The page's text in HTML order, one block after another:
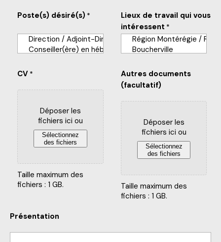
Poste(s) désiré(s) *
Lieux de travail qui vous
intéressent *
CV *
Déposer les
fichiers ici ou
Sélectionnez
des fichiers
Taille maximum des
fichiers : 1 GB.
Autres documents
(facultatif)
Déposer les
fichiers ici ou
Sélectionnez
des fichiers
Taille maximum des
fichiers : 1 GB.
Présentation